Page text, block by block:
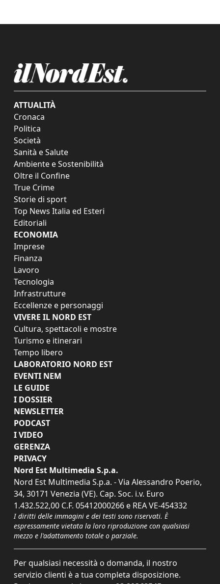
ATTUALITÀ
Cronaca
Politica
Società
Sanità e Salute
Ambiente e Sostenibilità
Oltre il Confine
True Crime
Storie di sport
Top News Italia ed Esteri
Editoriali
ECONOMIA
Imprese
Finanza
Lavoro
Tecnologia
Infrastrutture
Eccellenze e personaggi
VIVERE IL NORD EST
Cultura, spettacoli e mostre
Turismo e itinerari
Tempo libero
LABORATORIO NORD EST
EVENTI NEM
LE GUIDE
I DOSSIER
NEWSLETTER
PODCAST
I VIDEO
GERENZA
PRIVACY
Nord Est Multimedia S.p.a.
Nord Est Multimedia S.p.a. - Via Alessandro Poerio,
34, 30171 Venezia (VE). Cap. Soc. i.v. Euro
1.432.522,00 C.F. 05412000266 e REA VE-454332
I diritti delle immagini e dei testi sono riservati. È
espressamente vietata la loro riproduzione con qualsiasi
mezzo e l'adattamento totale o parziale.
Per qualsiasi necessità o domanda, il nostro
servizio clienti è a tua completa disposizione.